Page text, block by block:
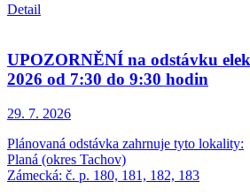
Detail
UPOZORNĚNÍ na odstávku
2026 od 7:30 do 9:30 hodin
29. 7. 2026
Plánovaná odstávka zahrnuje tyto lokality:
Planá (okres Tachov)
Zámecká: č. p. 180, 181, 182, 183